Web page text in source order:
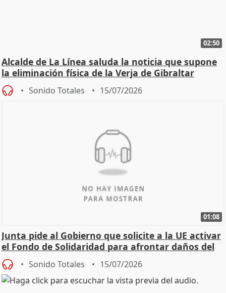
02:50
Alcalde de La Línea saluda la noticia que supone
la eliminación física de la Verja de Gibraltar
Sonido Totales 15/07/2026
01:08
Junta pide al Gobierno que solicite a la UE activar
el Fondo de Solidaridad para afrontar daños del
Sonido Totales 15/07/2026